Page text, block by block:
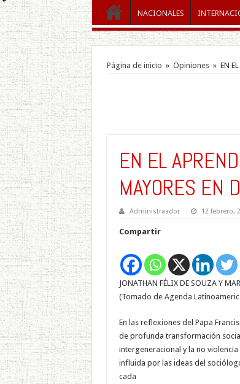
NACIONALES
Página de inicio » Opiniones » EN
EN EL
MAYORES EN
Administraador 12 febrero,
Compartir
JONATHAN FÉLIX DE SOUZA Y
(Tomado de Agenda
En las reflexiones del Papa
de profunda transformación
intergeneracional y la no
influida por las ideas del
cada